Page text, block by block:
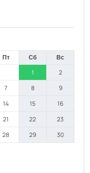
Пт Сб Вс
1
2
7 8
9
14 15
16
21 22
23
28 29
30